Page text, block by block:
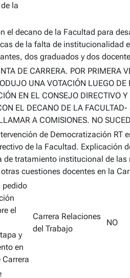
la
el decano de la Facultad para
de la falta de institucionalidad
dos graduados y dos
DE CARRERA. POR PRIMERA
UNA VOTACIÓN LUEGO DE
EN EL CONSEJO DIRECTIVO
EL DECANO DE LA FACULTAD-
A COMISIONES. NO
de Democratización RT
de la Facultad. Explicación
de tratamiento institucional de las
cuestiones docentes en la
pedido
el
y
en
Carrera Relaciones
del Trabajo
NO